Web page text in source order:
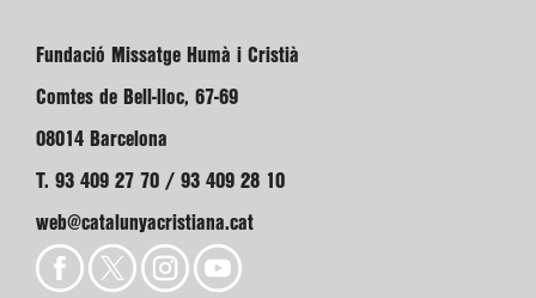
Fundació Missatge Humà i Cristià
Comtes de Bell-lloc, 67-69
08014 Barcelona
T. 93 409 27 70 / 93 409 28 10
web@catalunyacristiana.cat